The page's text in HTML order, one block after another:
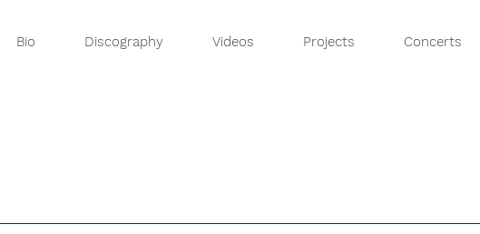
Bio Discography Videos Projects Concerts